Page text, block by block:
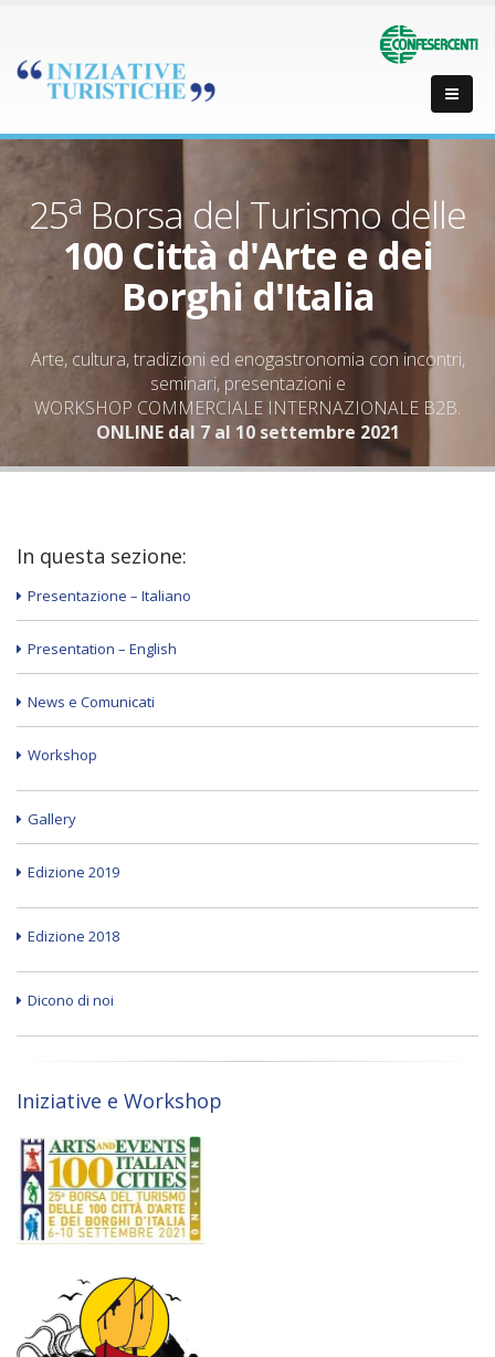
25a Borsa del Turismo delle
100 Città d'Arte e dei
Borghi d'Italia
Arte, cultura, tradizioni ed enogastronomia con incontri,
seminari, presentazioni e
WORKSHOP COMMERCIALE INTERNAZIONALE B2B.
ONLINE dal 7 al 10 settembre 2021
In questa sezione:
Presentazione – Italiano
Presentation – English
News e Comunicati
Workshop
Gallery
Edizione 2019
Edizione 2018
Dicono di noi
Iniziative e Workshop